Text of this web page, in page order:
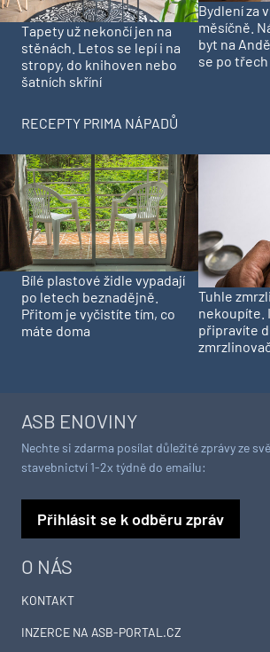
Tapety už nekončí jen na
stěnách. Letos se lepí i na
stropy, do knihoven nebo
šatních skříní
Bydlení za
měsíčně.
byt na
se po
RECEPTY PRIMA NÁPADŮ
Bílé plastové židle vypadají
po letech beznadějně.
Přitom je vyčistíte tím, co
máte doma
Tuhle
nekoupíte.
připravíte
O NÁS
KONTAKT
INZERCE NA ASB-PORTAL.CZ
ASB ENOVINY
Nechte si zdarma posílat důležité zprávy ze
stavebnictví 1-2x týdně do emailu:
Přihlásit se k odběru zpráv